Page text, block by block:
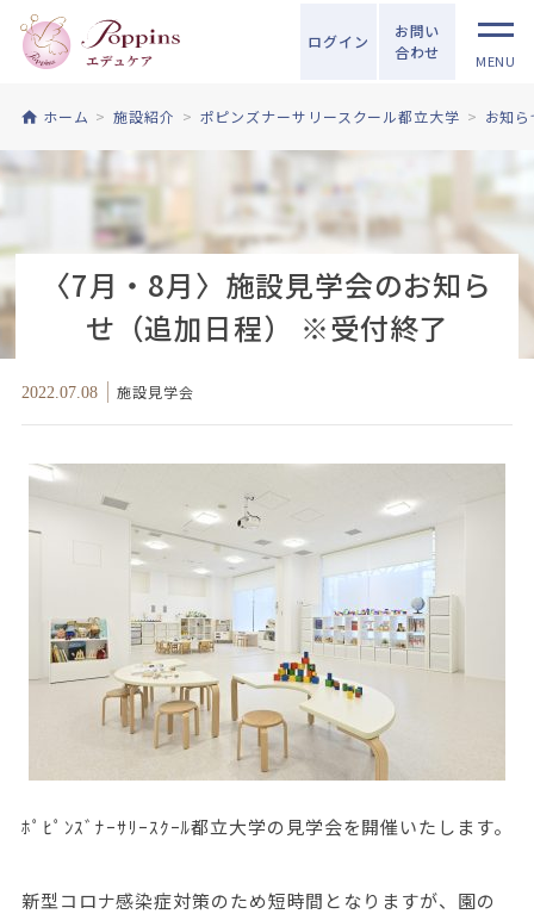
ログイン
お問い
合わせ
MENU
ホーム 施設紹介 ポピンズナーサリースクール都立大学 お知
〈7月・8月〉施設見学会のお知ら
せ（追加日程） ※受付終了
2022.07.08 施設見学会
ﾎﾟﾋﾟﾝｽﾞﾅｰｻﾘｰｽｸｰﾙ都立大学の見学会を開催いたします。
新型コロナ感染症対策のため短時間となりますが、園の